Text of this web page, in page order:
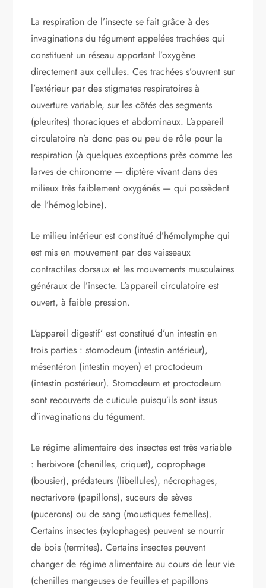
La respiration de l’insecte se fait grâce à des
invaginations du tégument appelées trachées qui
constituent un réseau apportant l’oxygène
directement aux cellules. Ces trachées s’ouvrent sur
l’extérieur par des stigmates respiratoires à
ouverture variable, sur les côtés des segments
(pleurites) thoraciques et abdominaux. L’appareil
circulatoire n’a donc pas ou peu de rôle pour la
respiration (à quelques exceptions près comme les
larves de chironome — diptère vivant dans des
milieux très faiblement oxygénés — qui possèdent
de l’hémoglobine).
Le milieu intérieur est constitué d’hémolymphe qui
est mis en mouvement par des vaisseaux
contractiles dorsaux et les mouvements musculaires
généraux de l’insecte. L’appareil circulatoire est
ouvert, à faible pression.
L’appareil digestif’ est constitué d’un intestin en
trois parties : stomodeum (intestin antérieur),
mésentéron (intestin moyen) et proctodeum
(intestin postérieur). Stomodeum et proctodeum
sont recouverts de cuticule puisqu’ils sont issus
d’invaginations du tégument.
Le régime alimentaire des insectes est très variable
: herbivore (chenilles, criquet), coprophage
(bousier), prédateurs (libellules), nécrophages,
nectarivore (papillons), suceurs de sèves
(pucerons) ou de sang (moustiques femelles).
Certains insectes (xylophages) peuvent se nourrir
de bois (termites). Certains insectes peuvent
changer de régime alimentaire au cours de leur vie
(chenilles mangeuses de feuilles et papillons